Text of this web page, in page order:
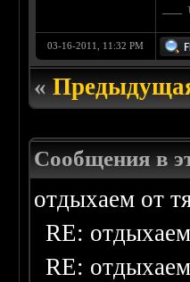
—
03-16-2011, 11:32 PM
«
Сообщения в
отдыхаем от
RE:
RE: